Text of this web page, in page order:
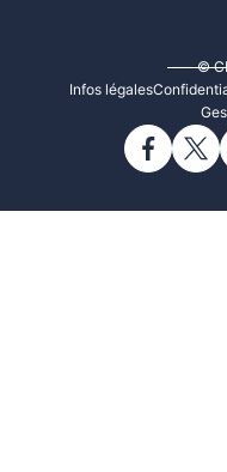
©
Infos légales